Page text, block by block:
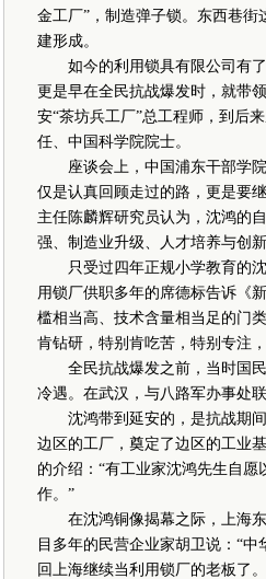
金工厂”，制造弹子锁。东西巷
建形成。
如今的利用锁具有限公司有了
更是早在全民抗战爆发时，就带
安“茶坊兵工厂”总工程师，到后
任、中国科学院院士。
座谈会上，中国浦东干部学院
仅是认真回顾走过的路，更是要
主任陈麟辉研究员认为，沈鸿的
强、制造业升级、人才培养与创
只受过四年正规小学教育的沈
用锁厂供职多年的席德标告诉《
槛相当高、技术含量相当足的门
肯钻研，特别肯吃苦，特别专注
全民抗战爆发之前，当时国民
冷遇。在武汉，与八路军办事处
沈鸿带到延安的，是抗战期间
边区的工厂，奠定了边区的工业
的介绍：“有工业家沈鸿先生自
作。”
在沈鸿铜像揭幕之际，上海东
目多年的民营企业家胡卫说：“
回上海继续当利用锁厂的老板了